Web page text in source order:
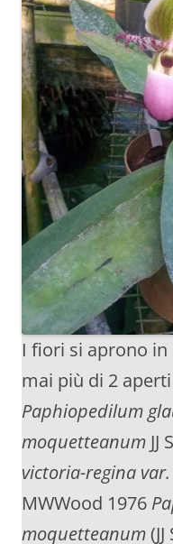
I fiori si aprono in
mai più di 2
Paphiopedilum
moquetteanum JJ
victoria-regina
MWWood 1976
moquetteanum